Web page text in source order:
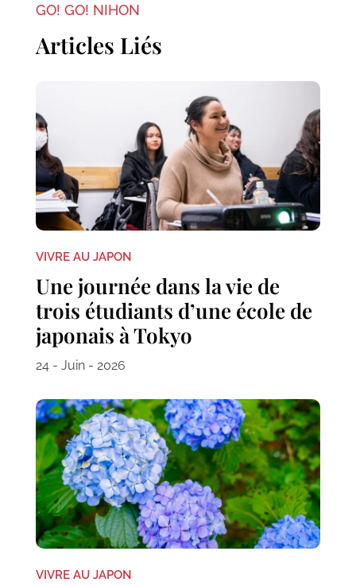
GO! GO! NIHON
Articles Liés
VIVRE AU JAPON
Une journée dans la vie de
trois étudiants d’une école de
japonais à Tokyo
24 - Juin - 2026
VIVRE AU JAPON